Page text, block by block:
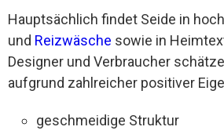
Hauptsächlich findet Seide in
und Reizwäsche sowie in
Designer und Verbraucher
aufgrund zahlreicher positiver
geschmeidige Struktur